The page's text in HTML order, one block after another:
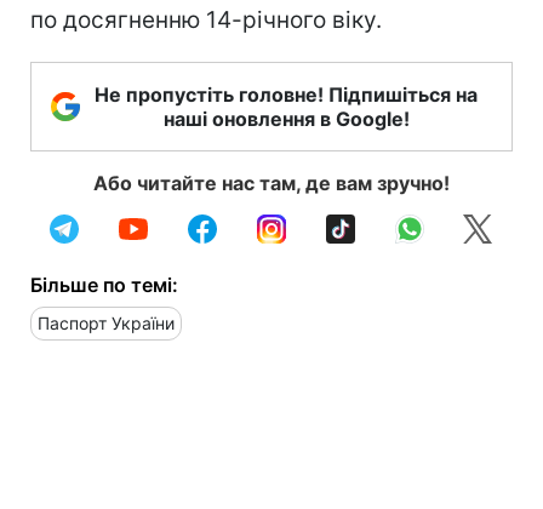
по досягненню 14-річного віку.
Не пропустіть головне! Підпишіться на
наші оновлення в Google!
Або читайте нас там, де вам зручно!
Більше по темі:
Паспорт України